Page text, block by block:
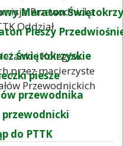
Maraton
Pieszy
Świętokrzyskie
piesze
przewodnika
przewodnicki
do PTTK
Przewodnicka
Oddział
i Kolegów
przez macierzyste
Przewodnickich